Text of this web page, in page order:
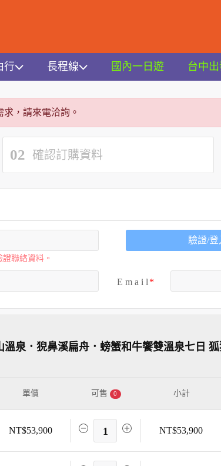
行 長程線 國內一日遊 台中
，請來電洽詢。
02 確認訂購資料
聯絡資料。
驗證/登
E m a i l
溫泉．猊鼻溪扁舟．螃蟹和牛饗雙溫泉七日
單價 可售 0 小計
NT$53,900 1 NT$53,900